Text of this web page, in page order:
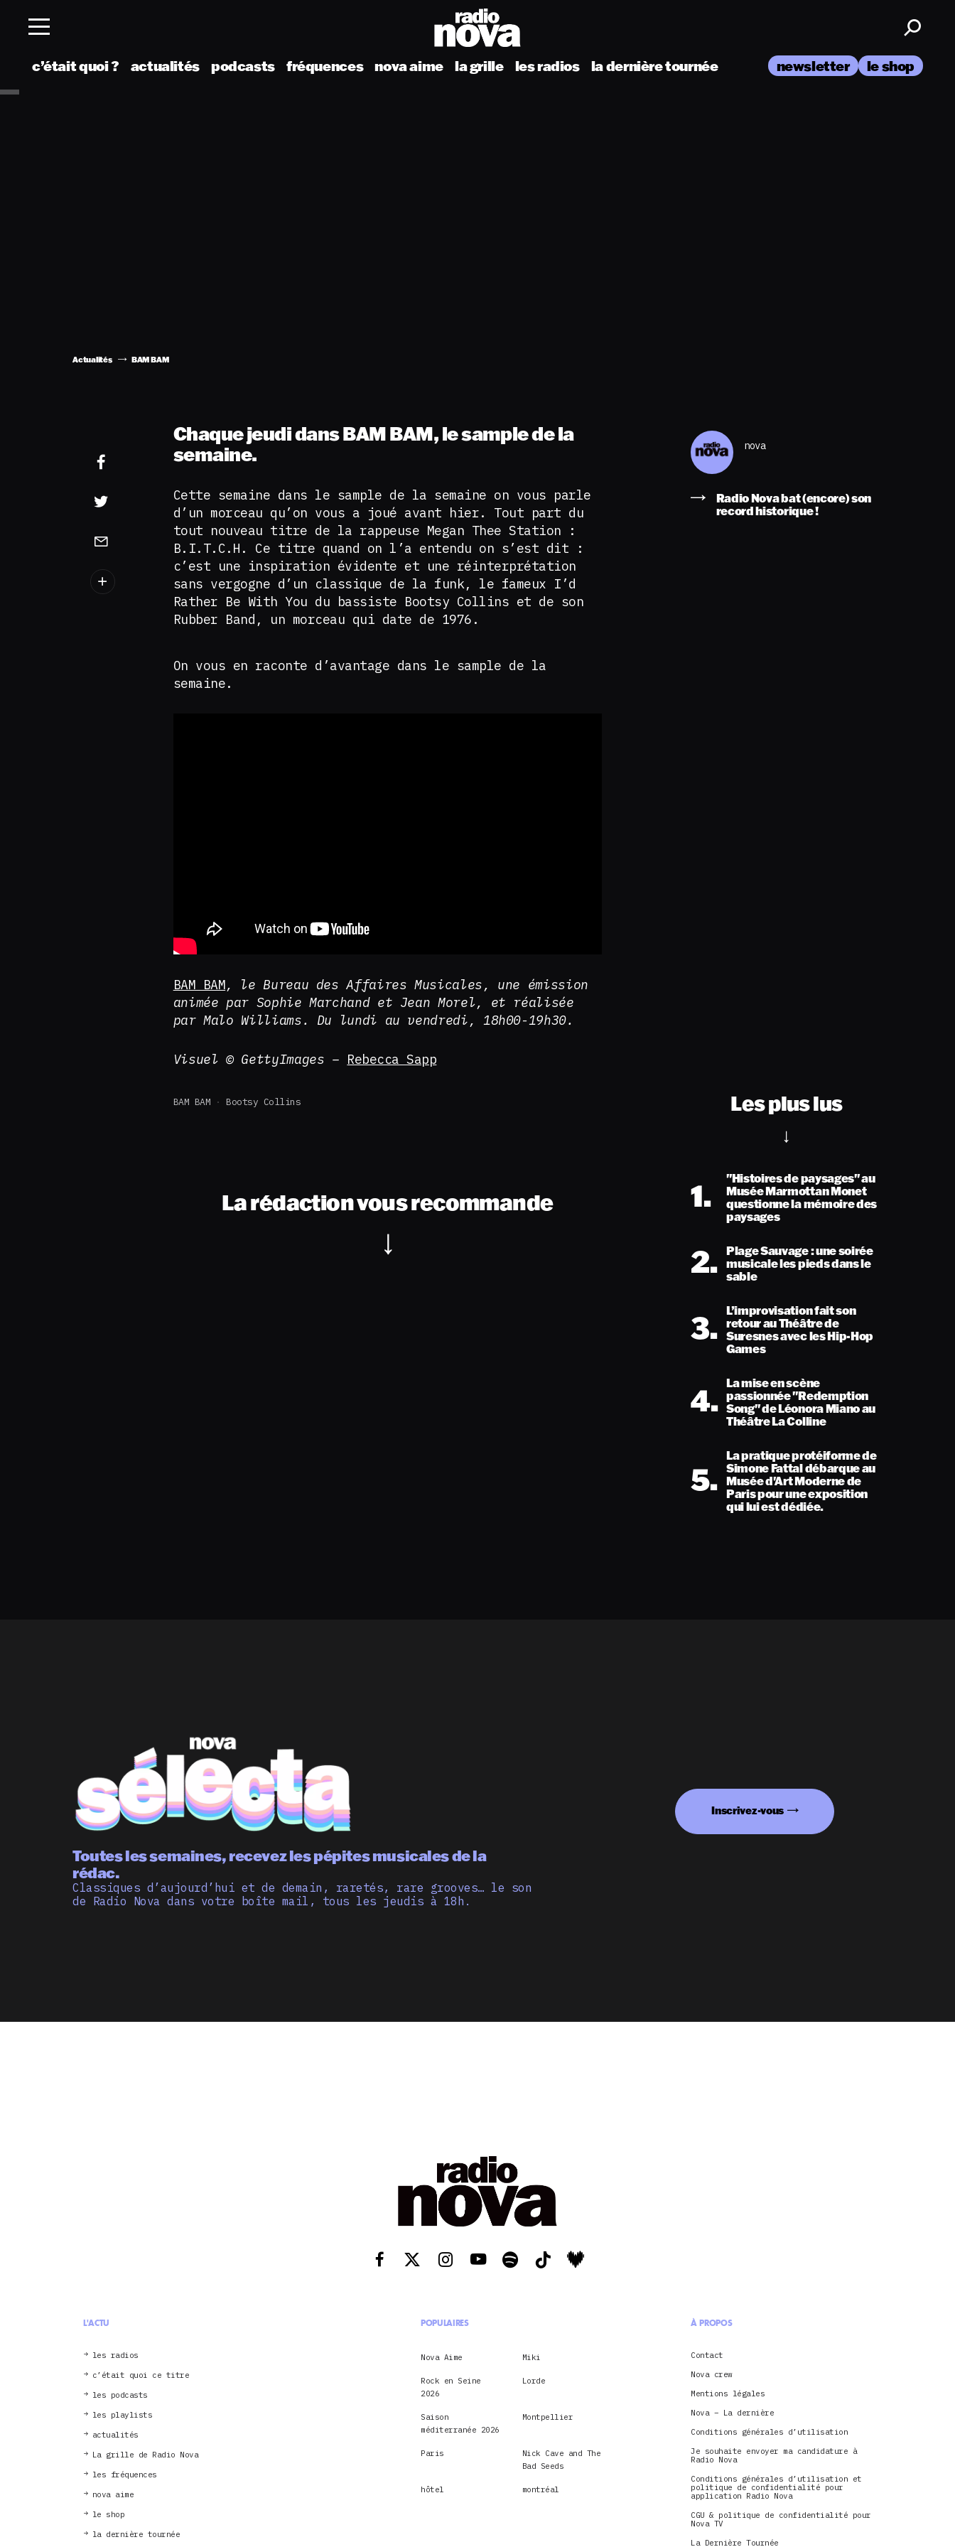
c’était quoi ? actualités podcasts fréquences nova aime la grille les radios la dernière tournée newsletter le shop
Actualités BAM BAM
Chaque jeudi dans BAM BAM, le sample de la
semaine.
Cette semaine dans le sample de la semaine on vous parle
d’un morceau qu’on vous a joué avant hier. Tout part du
tout nouveau titre de la rappeuse Megan Thee Station :
B.I.T.C.H. Ce titre quand on l’a entendu on s’est dit :
c’est une inspiration évidente et une réinterprétation
sans vergogne d’un classique de la funk, le fameux I’d
Rather Be With You du bassiste Bootsy Collins et de son
Rubber Band, un morceau qui date de 1976.
On vous en raconte d’avantage dans le sample de la
semaine.
BAM BAM, le Bureau des Affaires Musicales, une émission
animée par Sophie Marchand et Jean Morel, et réalisée
par Malo Williams. Du lundi au vendredi, 18h00-19h30.
Visuel © GettyImages – Rebecca Sapp
BAM BAM Bootsy Collins
La rédaction vous recommande
nova
Radio Nova bat (encore) son
record historique !
Les plus lus
1.
"Histoires de paysages" au
Musée Marmottan Monet
questionne la mémoire des
paysages
2. Plage Sauvage : une soirée
musicale les pieds dans le
sable
3. L’improvisation fait son
retour au Théâtre de
Suresnes avec les Hip-Hop
Games
4. La mise en scène
passionnée "Redemption
Song" de Léonora Miano au
Théâtre La Colline
5.
La pratique protéiforme de
Simone Fattal débarque au
Musée d'Art Moderne de
Paris pour une exposition
qui lui est dédiée.
Toutes les semaines, recevez les pépites musicales de la
rédac.
Classiques d’aujourd’hui et de demain, raretés, rare grooves… le son
de Radio Nova dans votre boîte mail, tous les jeudis à 18h.
Inscrivez-vous
L'ACTU
les radios
c’était quoi ce titre
les podcasts
les playlists
actualités
La grille de Radio Nova
les fréquences
nova aime
le shop
la dernière tournée
POPULAIRES
Nova Aime Miki
Rock en Seine
2026
Lorde
Saison
méditerranée 2026
Montpellier
Paris
Nick Cave and The
Bad Seeds
hôtel montréal
À PROPOS
Contact
Nova crew
Mentions légales
Nova – La dernière
Conditions générales d’utilisation
Je souhaite envoyer ma candidature à
Radio Nova
Conditions générales d’utilisation et
politique de confidentialité pour
application Radio Nova
CGU & politique de confidentialité pour
Nova TV
La Dernière Tournée